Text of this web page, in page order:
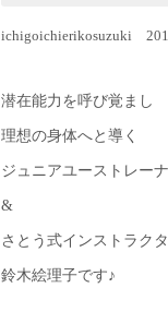
ichigoichierikosuzuki
潜在能力を呼び覚まし
理想の身体へと導く
ジュニアユーストレー
&
さとう式インストラク
鈴木絵理子です♪